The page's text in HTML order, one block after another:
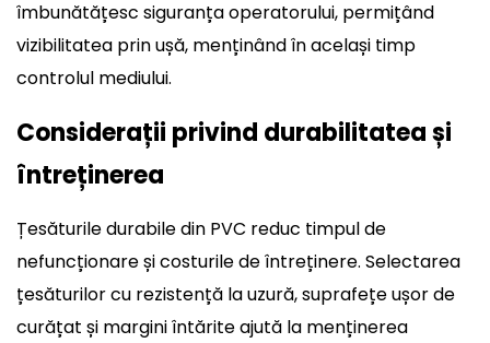
îmbunătățesc siguranța operatorului, permițând
vizibilitatea prin ușă, menținând în același timp
controlul mediului.
Considerații privind durabilitatea și
întreținerea
Țesăturile durabile din PVC reduc timpul de
nefuncționare și costurile de întreținere. Selectarea
țesăturilor cu rezistență la uzură, suprafețe ușor de
curățat și margini întărite ajută la menținerea